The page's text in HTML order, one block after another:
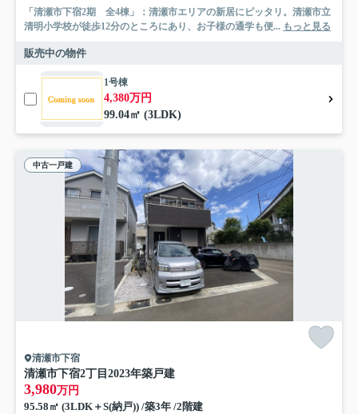
「清瀬市下宿2期 全4棟」：清瀬市エリアの新居にピッタリ。清瀬市立
清明小学校が徒歩12分のところにあり、お子様の通学も便... もっと見る
販売中の物件
1号棟
4,380万円
99.04㎡ (3LDK)
中古一戸建
清瀬市下宿
清瀬市下宿2丁目2023年築戸建
3,980万円
95.58㎡ (3LDK＋S(納戸)) /築3年 /2階建